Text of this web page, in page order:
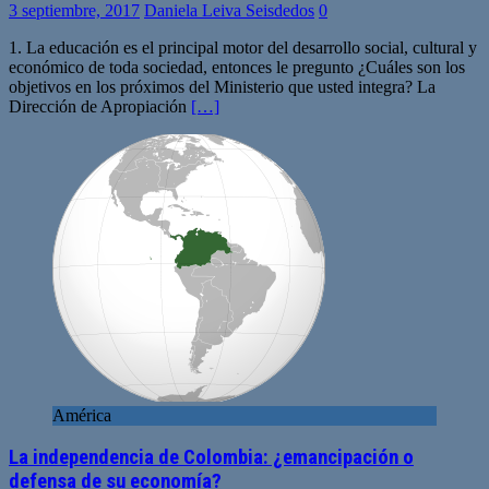
3 septiembre, 2017 Daniela Leiva Seisdedos 0
1. La educación es el principal motor del desarrollo social, cultural y
económico de toda sociedad, entonces le pregunto ¿Cuáles son los
objetivos en los próximos del Ministerio que usted integra? La
Dirección de Apropiación […]
América
La independencia de Colombia: ¿emancipación o
defensa de su economía?